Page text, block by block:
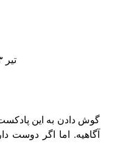
۱۴۰۴ تیر ۱۳, جمعه
گوش دادن به این
آگاهیه. اما اگر دوست